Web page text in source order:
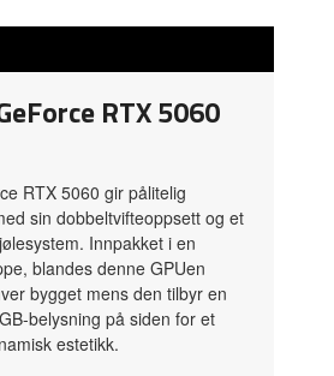
RTX 5060
RTX 5060 gir pålitelig
sin dobbeltvifteoppsett og et
Innpakket i en
blandes denne GPUen
bygget mens den tilbyr en
belysning på siden for et
estetikk.